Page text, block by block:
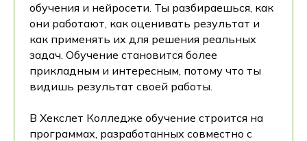
обучения и нейросети. Ты разбираешься, как
они работают, как оценивать результат и
как применять их для решения реальных
задач. Обучение становится более
прикладным и интересным, потому что ты
видишь результат своей работы.
В Хекслет Колледже обучение строится на
программах, разработанных совместно с